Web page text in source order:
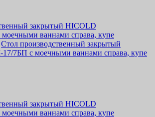
Стол производственный закрытый
7БП с моечными ваннами справа, купе